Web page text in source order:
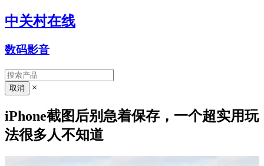
中关村在线
数码影音
×
iPhone截图后别急着保存，一个超实用玩
法很多人不知道